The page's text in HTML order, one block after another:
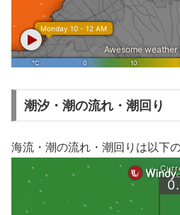
潮汐・潮の流れ・潮回り
海流・潮の流れ・潮回りは以下の